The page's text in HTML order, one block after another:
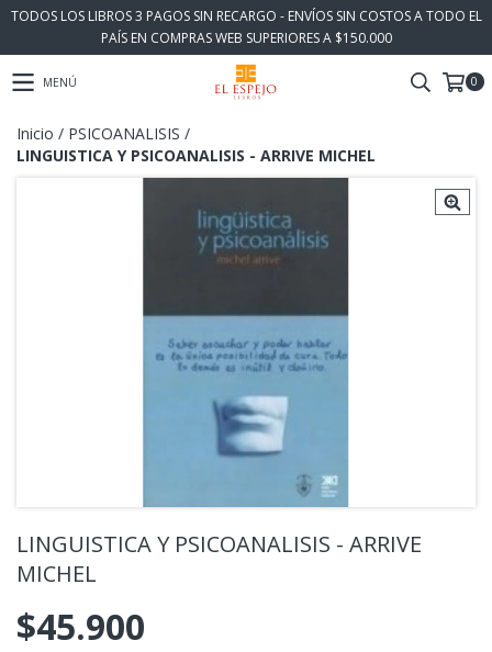
TODOS LOS LIBROS 3 PAGOS SIN RECARGO - ENVÍOS SIN COSTOS A TODO EL
PAÍS EN COMPRAS WEB SUPERIORES A $150.000
MENÚ 0
Inicio / PSICOANALISIS /
LINGUISTICA Y PSICOANALISIS - ARRIVE MICHEL
LINGUISTICA Y PSICOANALISIS - ARRIVE
MICHEL
$45.900